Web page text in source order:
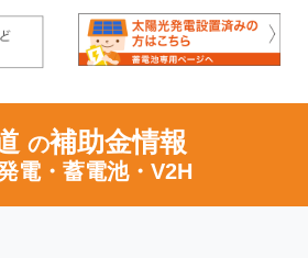
の補助金情報
電・蓄電池・V2H